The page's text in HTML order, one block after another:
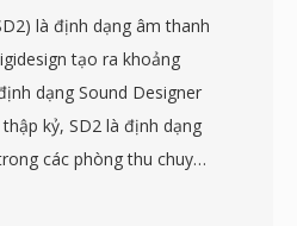
là định dạng âm thanh
tạo ra khoảng
dạng Sound Designer
kỷ, SD2 là định dạng
các phòng thu chuyên
thống Macintosh. Nó